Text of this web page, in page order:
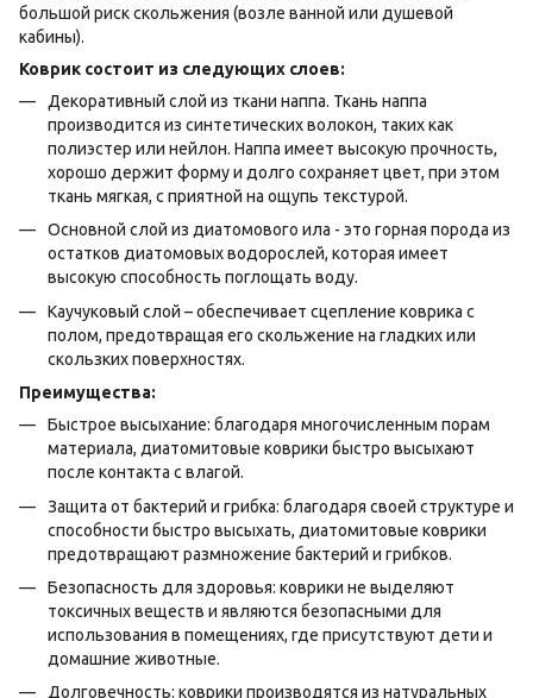
большой риск скольжения (возле ванной или душевой
кабины).
Коврик состоит из следующих слоев:
Декоративный слой из ткани наппа. Ткань наппа
производится из синтетических волокон, таких как
полиэстер или нейлон. Наппа имеет высокую прочность,
хорошо держит форму и долго сохраняет цвет, при этом
ткань мягкая, с приятной на ощупь текстурой.
Основной слой из диатомового ила - это горная порода из
остатков диатомовых водорослей, которая имеет
высокую способность поглощать воду.
Каучуковый слой – обеспечивает сцепление коврика с
полом, предотвращая его скольжение на гладких или
скользких поверхностях.
Преимущества:
Быстрое высыхание: благодаря многочисленным порам
материала, диатомитовые коврики быстро высыхают
после контакта с влагой.
Защита от бактерий и грибка: благодаря своей структуре и
способности быстро высыхать, диатомитовые коврики
предотвращают размножение бактерий и грибков.
Безопасность для здоровья: коврики не выделяют
токсичных веществ и являются безопасными для
использования в помещениях, где присутствуют дети и
домашние животные.
Долговечность: коврики производятся из натуральных